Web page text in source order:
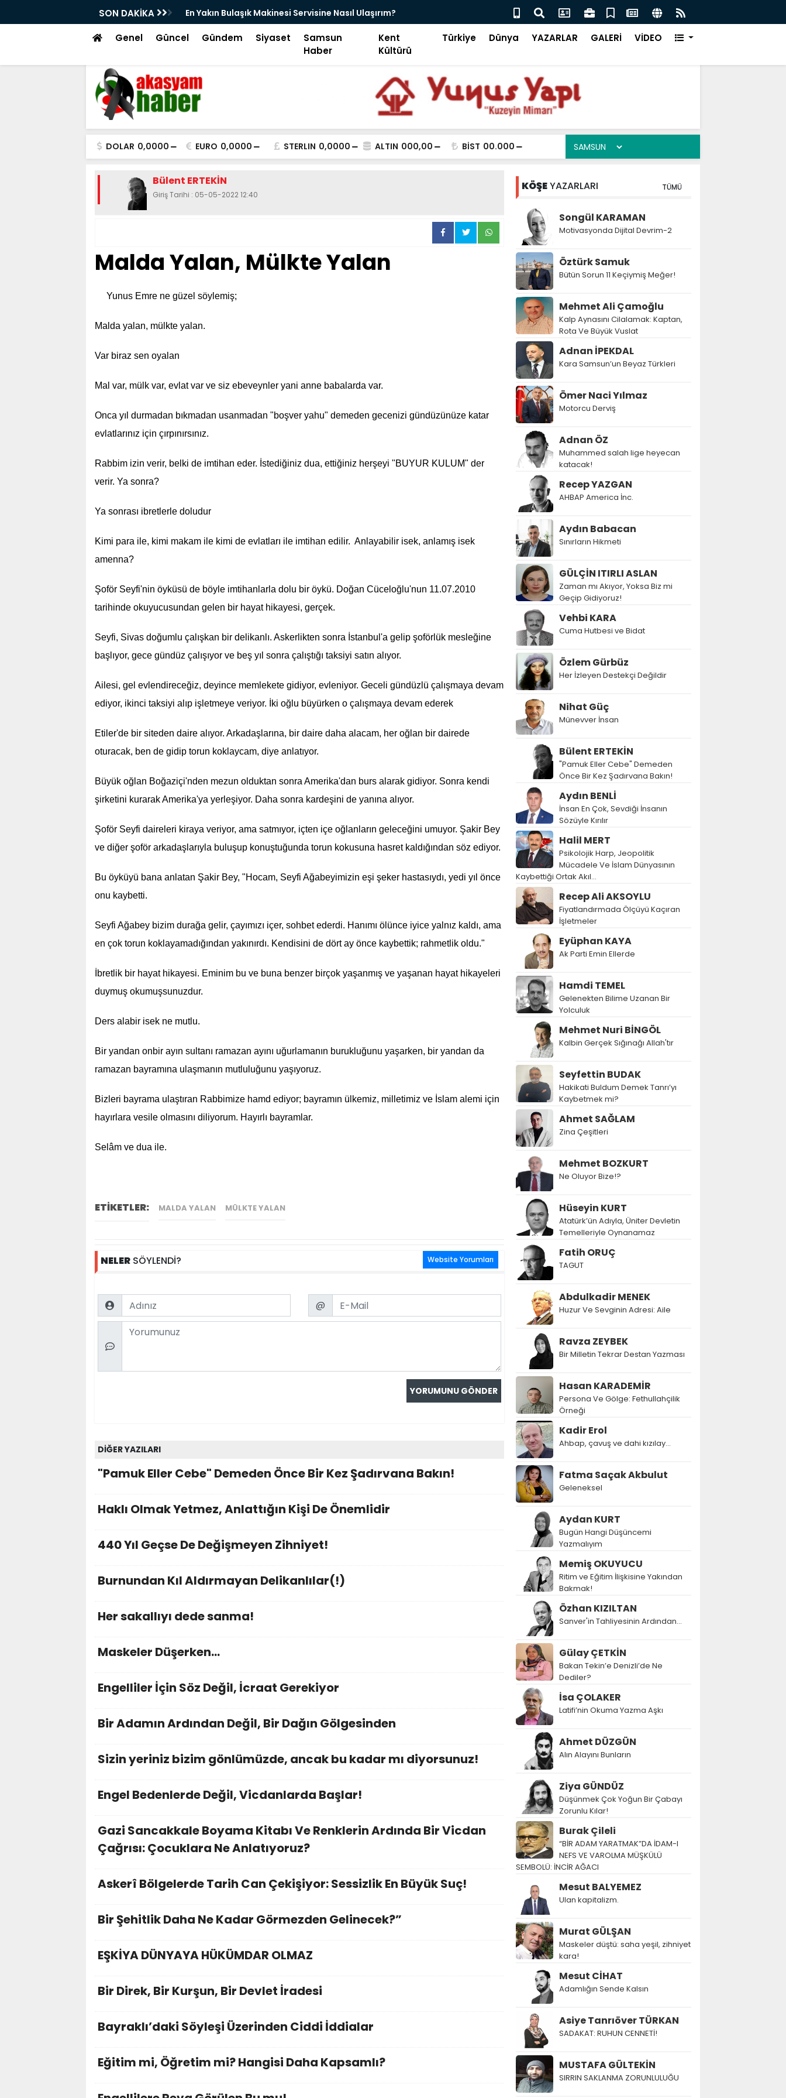
SON DAKİKA
Bulaşık Makinesi Servisine Nasıl Ulaşırım? Endüstriyel Çay Kazanı Nedir ve Nasıl Seçilir?
Otomotiv Yan Sanayi İçin Lastik Tamburlu Kumlama
Çözümleri
Genel Güncel Gündem Siyaset
Samsun
Haber
Kent
Kültürü
Türkiye Dünya YAZARLAR GALERİ VİDEO
DOLAR 0,0000 EURO 0,0000 STERLIN 0,0000 ALTIN 000,00 BİST 00.000
Bülent ERTEKİN
Giriş Tarihi : 05-05-2022 12:40
Malda Yalan, Mülkte Yalan
Yunus Emre ne güzel söylemiş;
Malda yalan, mülkte yalan.
Var biraz sen oyalan
Mal var, mülk var, evlat var ve siz ebeveynler yani anne babalarda var.
Onca yıl durmadan bıkmadan usanmadan "boşver yahu" demeden gecenizi gündüzünüze katar
evlatlarınız için çırpınırsınız.
Rabbim izin verir, belki de imtihan eder. İstediğiniz dua, ettiğiniz herşeyi "BUYUR KULUM" der
verir. Ya sonra?
Ya sonrası ibretlerle doludur
Kimi para ile, kimi makam ile kimi de evlatları ile imtihan edilir. Anlayabilir isek, anlamış isek
amenna?
Şoför Seyfi'nin öyküsü de böyle imtihanlarla dolu bir öykü. Doğan Cüceloğlu'nun 11.07.2010
tarihinde okuyucusundan gelen bir hayat hikayesi, gerçek.
Seyfi, Sivas doğumlu çalışkan bir delikanlı. Askerlikten sonra İstanbul'a gelip şoförlük mesleğine
başlıyor, gece gündüz çalışıyor ve beş yıl sonra çalıştığı taksiyi satın alıyor.
Ailesi, gel evlendireceğiz, deyince memlekete gidiyor, evleniyor. Geceli gündüzlü çalışmaya devam
ediyor, ikinci taksiyi alıp işletmeye veriyor. İki oğlu büyürken o çalışmaya devam ederek
Etiler'de bir siteden daire alıyor. Arkadaşlarına, bir daire daha alacam, her oğlan bir dairede
oturacak, ben de gidip torun koklaycam, diye anlatıyor.
Büyük oğlan Boğaziçi'nden mezun olduktan sonra Amerika'dan burs alarak gidiyor. Sonra kendi
şirketini kurarak Amerika'ya yerleşiyor. Daha sonra kardeşini de yanına alıyor.
Şoför Seyfi daireleri kiraya veriyor, ama satmıyor, içten içe oğlanların geleceğini umuyor. Şakir Bey
ve diğer şoför arkadaşlarıyla buluşup konuştuğunda torun kokusuna hasret kaldığından söz ediyor.
Bu öyküyü bana anlatan Şakir Bey, "Hocam, Seyfi Ağabeyimizin eşi şeker hastasıydı, yedi yıl önce
onu kaybetti.
Seyfi Ağabey bizim durağa gelir, çayımızı içer, sohbet ederdi. Hanımı ölünce iyice yalnız kaldı, ama
en çok torun koklayamadığından yakınırdı. Kendisini de dört ay önce kaybettik; rahmetlik oldu."
İbretlik bir hayat hikayesi. Eminim bu ve buna benzer birçok yaşanmış ve yaşanan hayat hikayeleri
duymuş okumuşsunuzdur.
Ders alabir isek ne mutlu.
Bir yandan onbir ayın sultanı ramazan ayını uğurlamanın burukluğunu yaşarken, bir yandan da
ramazan bayramına ulaşmanın mutluluğunu yaşıyoruz.
Bizleri bayrama ulaştıran Rabbimize hamd ediyor; bayramın ülkemiz, milletimiz ve İslam alemi için
hayırlara vesile olmasını diliyorum. Hayırlı bayramlar.
Selâm ve dua ile.
ETİKETLER: MALDA YALAN MÜLKTE YALAN
NELER SÖYLENDİ? Website Yorumları
Name Email
@
Comment
DİĞER YAZILARI
"Pamuk Eller Cebe" Demeden Önce Bir Kez Şadırvana Bakın!
Haklı Olmak Yetmez, Anlattığın Kişi De Önemlidir
440 Yıl Geçse De Değişmeyen Zihniyet!
Burnundan Kıl Aldırmayan Delikanlılar(!)
Her sakallıyı dede sanma!
Maskeler Düşerken…
Engelliler İçin Söz Değil, İcraat Gerekiyor
Bir Adamın Ardından Değil, Bir Dağın Gölgesinden
Sizin yeriniz bizim gönlümüzde, ancak bu kadar mı diyorsunuz!
Engel Bedenlerde Değil, Vicdanlarda Başlar!
Gazi Sancakkale Boyama Kitabı Ve Renklerin Ardında Bir Vicdan
Çağrısı: Çocuklara Ne Anlatıyoruz?
Askerî Bölgelerde Tarih Can Çekişiyor: Sessizlik En Büyük Suç!
Bir Şehitlik Daha Ne Kadar Görmezden Gelinecek?”
EŞKİYA DÜNYAYA HÜKÜMDAR OLMAZ
Bir Direk, Bir Kurşun, Bir Devlet İradesi
Bayraklı’daki Söyleşi Üzerinden Ciddi İddialar
Eğitim mi, Öğretim mi? Hangisi Daha Kapsamlı?
KÖŞEYAZARLARI TÜMÜ
Songül KARAMAN
Motivasyonda Dijital Devrim-2
Öztürk Samuk
Bütün Sorun 11 Keçiymiş Meğer!
Mehmet Ali Çamoğlu
Kalp Aynasını Cilalamak: Kaptan,
Rota Ve Büyük Vuslat
Adnan İPEKDAL
Kara Samsun’un Beyaz Türkleri
Ömer Naci Yılmaz
Motorcu Derviş
Adnan ÖZ
Muhammed salah lige heyecan
katacak!
Recep YAZGAN
AHBAP America İnc.
Aydın Babacan
Sınırların Hikmeti
GÜLÇİN ITIRLI ASLAN
Zaman mı Akıyor, Yoksa Biz mi
Geçip Gidiyoruz!
Vehbi KARA
Cuma Hutbesi ve Bidat
Özlem Gürbüz
Her İzleyen Destekçi Değildir
Nihat Güç
Münevver İnsan
Bülent ERTEKİN
"Pamuk Eller Cebe" Demeden
Önce Bir Kez Şadırvana Bakın!
Aydın BENLİ
İnsan En Çok, Sevdiği İnsanın
Sözüyle Kırılır
Halil MERT
Psikolojik Harp, Jeopolitik
Mücadele Ve İslam Dünyasının
Kaybettiği Ortak Akıl…
Recep Ali AKSOYLU
Fiyatlandırmada Ölçüyü Kaçıran
İşletmeler
Eyüphan KAYA
Ak Parti Emin Ellerde
Hamdi TEMEL
Gelenekten Bilime Uzanan Bir
Yolculuk
Mehmet Nuri BİNGÖL
Kalbin Gerçek Sığınağı Allah'tır
Seyfettin BUDAK
Hakikati Buldum Demek Tanrı’yı
Kaybetmek mi?
Ahmet SAĞLAM
Zina Çeşitleri
Mehmet BOZKURT
Ne Oluyor Bize!?
Hüseyin KURT
Atatürk’ün Adıyla, Üniter Devletin
Temelleriyle Oynanamaz
Fatih ORUÇ
TAGUT
Abdulkadir MENEK
Huzur Ve Sevginin Adresi: Aile
Ravza ZEYBEK
Bir Milletin Tekrar Destan Yazması
Hasan KARADEMİR
Persona Ve Gölge: Fethullahçilik
Örneği
Kadir Erol
Ahbap, çavuş ve dahi kızılay...
Fatma Saçak Akbulut
Geleneksel
Aydan KURT
Bugün Hangi Düşüncemi
Yazmalıyım
Memiş OKUYUCU
Ritim ve Eğitim İlişkisine Yakından
Bakmak!
Özhan KIZILTAN
Sanver'in Tahliyesinin Ardından…
Gülay ÇETKİN
Bakan Tekin’e Denizli’de Ne
Dediler?
İsa ÇOLAKER
Latifi’nin Okuma Yazma Aşkı
Ahmet DÜZGÜN
Alın Alayını Bunların
Ziya GÜNDÜZ
Düşünmek Çok Yoğun Bir Çabayı
Zorunlu Kılar!
Burak Çileli
“BİR ADAM YARATMAK”DA İDAM-I
NEFS VE VAROLMA MÜŞKÜLÜ
SEMBOLÜ: İNCİR AĞACI
Mesut BALYEMEZ
Ulan kapitalizm.
Murat GÜLŞAN
Maskeler düştü: saha yeşil, zihniyet
kara!
Mesut CİHAT
Adamlığın Sende Kalsın
Asiye Tanrıöver TÜRKAN
SADAKAT: RUHUN CENNETİ!
MUSTAFA GÜLTEKİN
SIRRIN SAKLANMA ZORUNLULUĞU